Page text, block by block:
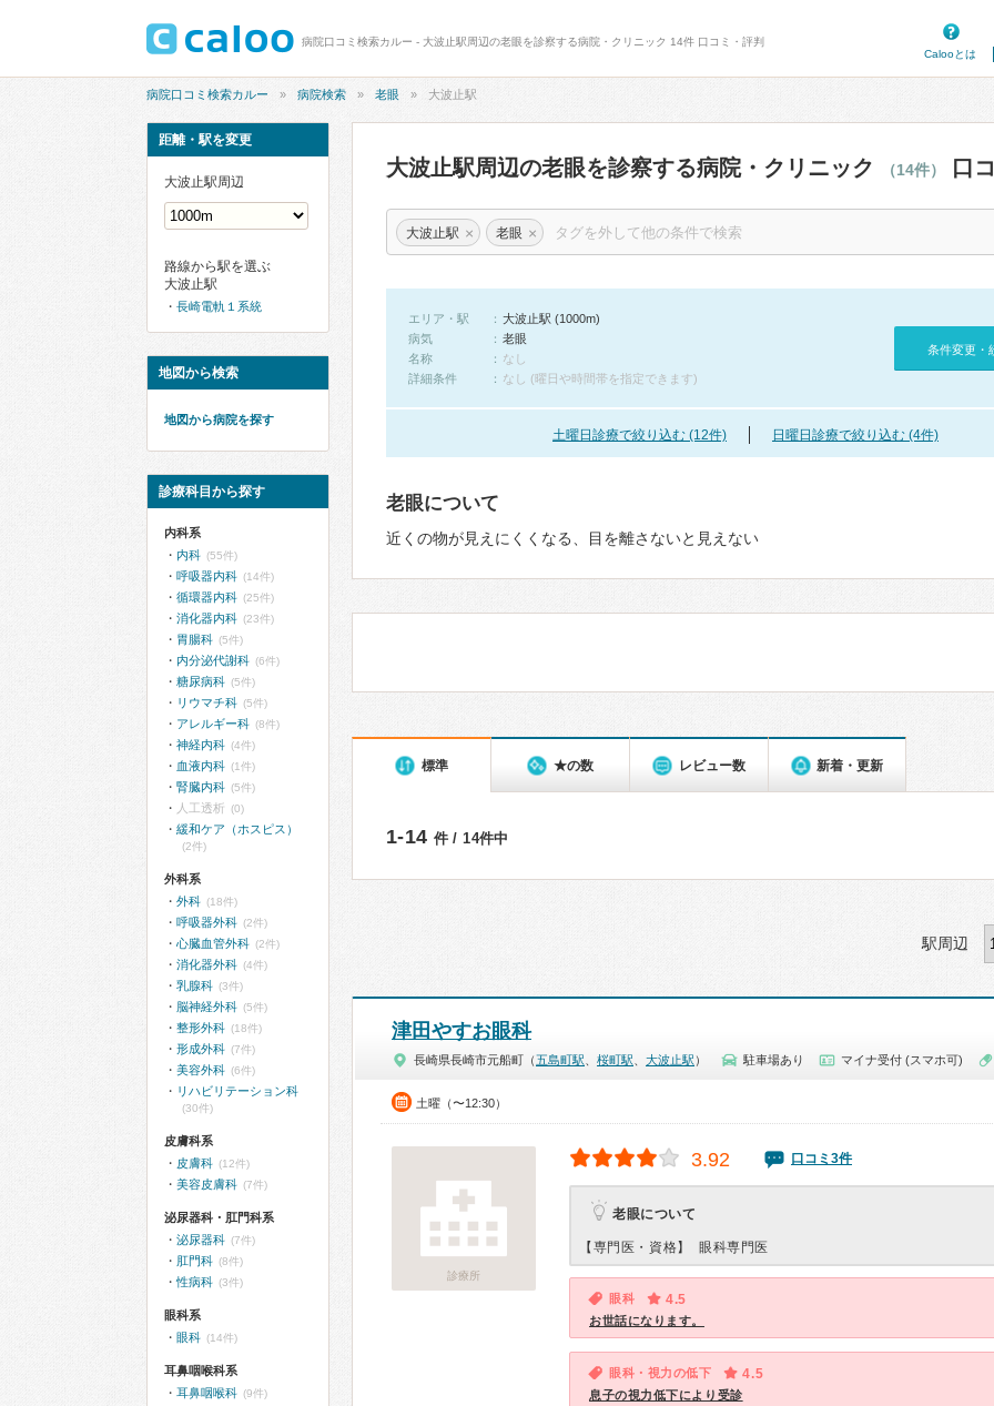
病院口コミ検索カルー - 大波止駅周辺の老眼を診察する病院・クリニック 14件 口コミ・評判
Calooとは
病院口コミ検索カルー 病院検索 老眼 大波止駅
大波止駅周辺の老眼を診察する病院・クリニック （14件） 口
大波止駅 × 老眼 ×
エリア・駅
大波止駅 (1000m)
病気
老眼
名称
なし
詳細条件
なし (曜日や時間帯を指定できます)
条件変更・
土曜日診療で絞り込む (12件) 日曜日診療で絞り込む (4件)
老眼について
近くの物が見えにくくなる、目を離さないと見えない
標準 ★の数 レビュー数 新着・更新
1-14 件 / 14件中
駅周辺
津田やすお眼科
長崎県長崎市元船町（五島町駅 桜町駅 大波止駅 ） 駐車場あり マイナ受付 (スマホ可)
土曜（〜12:30）
診療所
3.92 口コミ3件
老眼について
【専門医・資格】 眼科専門医
眼科 4.5
お世話になります。
眼科・視力の低下 4.5
息子の視力低下により受診
距離・駅を変更
大波止駅周辺
路線から駅を選ぶ
大波止駅
長崎電軌１系統
地図から検索
地図から病院を探す
診療科目から探す
内科系
内科 (55件)
呼吸器内科 (14件)
循環器内科 (25件)
消化器内科 (23件)
胃腸科 (5件)
内分泌代謝科 (6件)
糖尿病科 (5件)
リウマチ科 (5件)
アレルギー科 (8件)
神経内科 (4件)
血液内科 (1件)
腎臓内科 (5件)
人工透析 (0)
緩和ケア（ホスピス）
(2件)
外科系
外科 (18件)
呼吸器外科 (2件)
心臓血管外科 (2件)
消化器外科 (4件)
乳腺科 (3件)
脳神経外科 (5件)
整形外科 (18件)
形成外科 (7件)
美容外科 (6件)
リハビリテーション科
(30件)
皮膚科系
皮膚科 (12件)
美容皮膚科 (7件)
泌尿器科・肛門科系
泌尿器科 (7件)
肛門科 (8件)
性病科 (3件)
眼科系
眼科 (14件)
耳鼻咽喉科系
耳鼻咽喉科 (9件)